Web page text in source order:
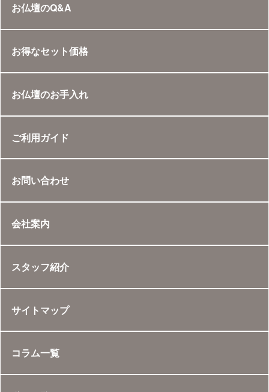
お仏壇のQ&A
お得なセット価格
お仏壇のお手入れ
ご利用ガイド
お問い合わせ
会社案内
スタッフ紹介
サイトマップ
コラム一覧